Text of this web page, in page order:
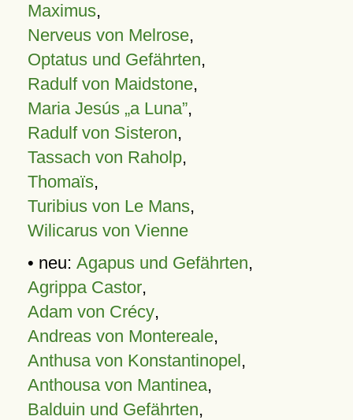
Maximus,
Nerveus von Melrose,
Optatus und Gefährten,
Radulf von Maidstone,
Maria Jesús „a Luna”,
Radulf von Sisteron,
Tassach von Raholp,
Thomaïs,
Turibius von Le Mans,
Wilicarus von Vienne
• neu: Agapus und Gefährten,
Agrippa Castor,
Adam von Crécy,
Andreas von Montereale,
Anthusa von Konstantinopel,
Anthousa von Mantinea,
Balduin und Gefährten,